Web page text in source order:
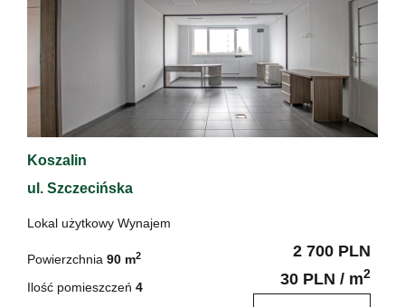
Koszalin
ul. Szczecińska
Lokal użytkowy Wynajem
Powierzchnia 90 m2
Ilość pomieszczeń 4
2 700 PLN
30 PLN / m2